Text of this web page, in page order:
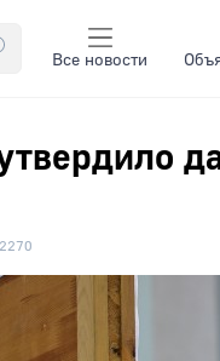
Все новости
2270